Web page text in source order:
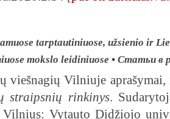
tarptautiniuose, užsienio ir
mokslo leidiniuose • Статьи в
viešnagių Vilniuje
straipsnių rinkinys.
Vilnius: Vytauto Didžiojo